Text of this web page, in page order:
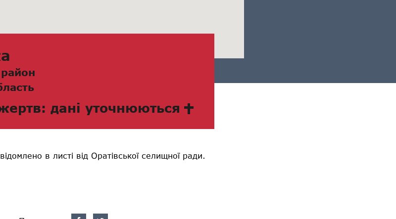
жертв: дані уточнюються
в листі від Оратівської селищної ради.